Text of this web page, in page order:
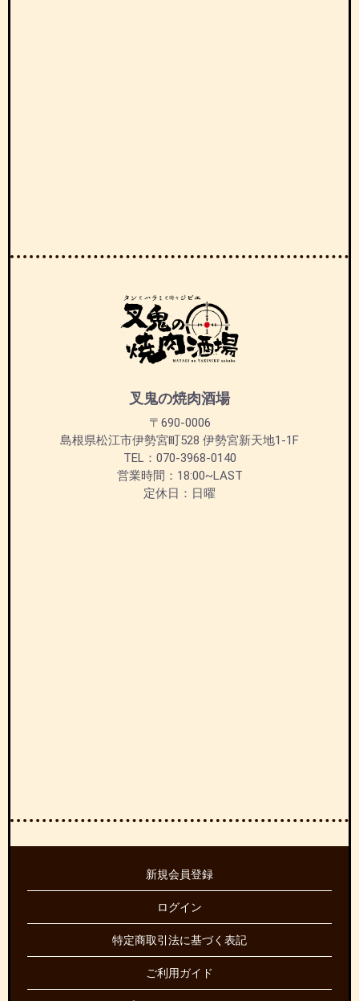
叉鬼の焼肉酒場
〒690-0006
島根県松江市伊勢宮町528 伊勢宮新天地1-1F
TEL：070-3968-0140
営業時間：18:00~LAST
定休日：日曜
新規会員登録
ログイン
特定商取引法に基づく表記
ご利用ガイド